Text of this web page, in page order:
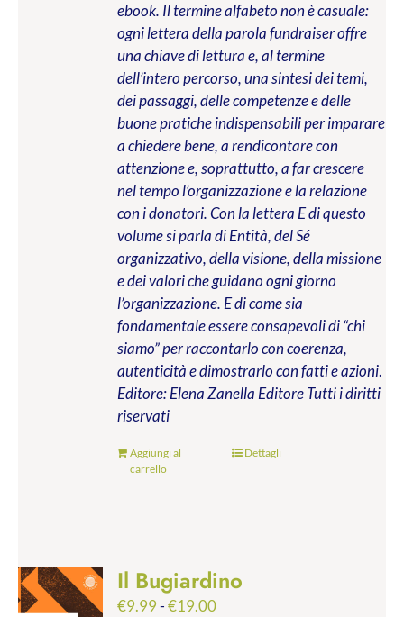
ebook. Il termine alfabeto non è casuale:
ogni lettera della parola fundraiser offre
una chiave di lettura e, al termine
dell’intero percorso, una sintesi dei temi,
dei passaggi, delle competenze e delle
buone pratiche indispensabili per imparare
a chiedere bene, a rendicontare con
attenzione e, soprattutto, a far crescere
nel tempo l’organizzazione e la relazione
con i donatori. Con la lettera E di questo
volume si parla di Entità, del Sé
organizzativo, della visione, della missione
e dei valori che guidano ogni giorno
l’organizzazione. E di come sia
fondamentale essere consapevoli di “chi
siamo” per raccontarlo con coerenza,
autenticità e dimostrarlo con fatti e azioni.
Editore: Elena Zanella EditoreTutti i diritti
riservati
Aggiungi al
carrello
Dettagli
Il Bugiardino
€9.99-€19.00Fascia